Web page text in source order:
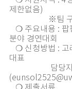
제한없음)
※팀 구성: 10
❍ 주요내용 : 팝
분야 경연대회
❍ 신청방법 : 고
대표
담당자 메일